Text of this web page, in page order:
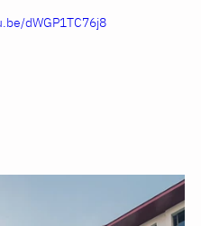
dWGP1TC76j8